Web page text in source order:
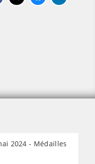
2024 - Médailles